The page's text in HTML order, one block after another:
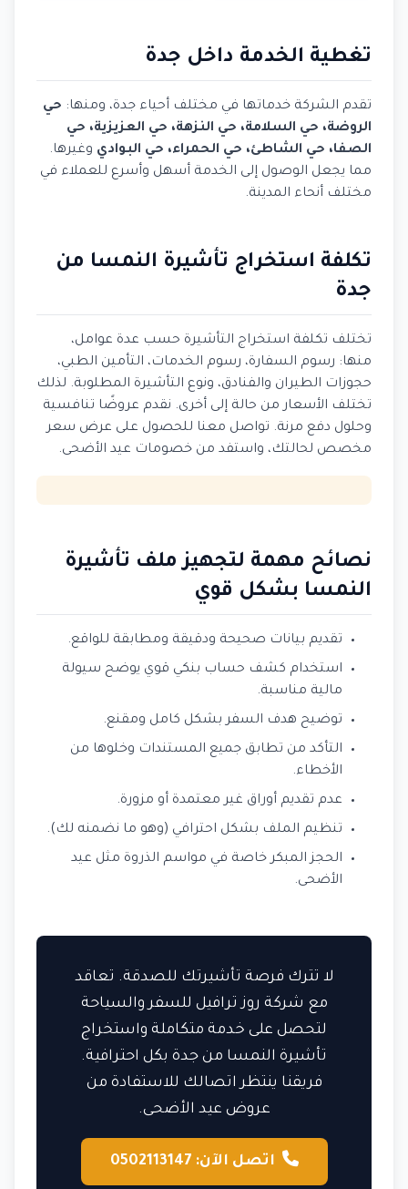
تغطية الخدمة داخل جدة
تقدم الشركة خدماتها في مختلف أحياء جدة، ومنها: حي
الروضة، حي السلامة، حي النزهة، حي العزيزية، حي
الصفا، حي الشاطئ، حي الحمراء، حي البوادي وغيرها.
مما يجعل الوصول إلى الخدمة أسهل وأسرع للعملاء في
مختلف أنحاء المدينة.
تكلفة استخراج تأشيرة النمسا من
جدة
تختلف تكلفة استخراج التأشيرة حسب عدة عوامل،
منها: رسوم السفارة، رسوم الخدمات، التأمين الطبي،
حجوزات الطيران والفنادق، ونوع التأشيرة المطلوبة. لذلك
تختلف الأسعار من حالة إلى أخرى. نقدم عروضًا تنافسية
وحلول دفع مرنة. تواصل معنا للحصول على عرض سعر
مخصص لحالتك، واستفد من خصومات عيد الأضحى.
نصائح مهمة لتجهيز ملف تأشيرة
النمسا بشكل قوي
تقديم بيانات صحيحة ودقيقة ومطابقة للواقع.
استخدام كشف حساب بنكي قوي يوضح سيولة
مالية مناسبة.
توضيح هدف السفر بشكل كامل ومقنع.
التأكد من تطابق جميع المستندات وخلوها من
الأخطاء.
عدم تقديم أوراق غير معتمدة أو مزورة.
تنظيم الملف بشكل احترافي (وهو ما نضمنه لك).
الحجز المبكر خاصة في مواسم الذروة مثل عيد
الأضحى.
لا تترك فرصة تأشيرتك للصدقة. تعاقد
مع شركة روز ترافيل للسفر والسياحة
لتحصل على خدمة متكاملة واستخراج
تأشيرة النمسا من جدة بكل احترافية.
فريقنا ينتظر اتصالك للاستفادة من
عروض عيد الأضحى.
اتصل الآن: 0502113147